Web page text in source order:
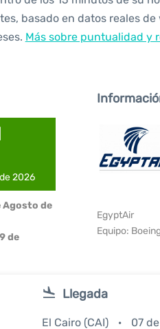
basado en datos reales
Más sobre puntualidad y
2026
Agosto de
de
EgyptAir
Equipo:
Llegada
El Cairo (CAI) 07